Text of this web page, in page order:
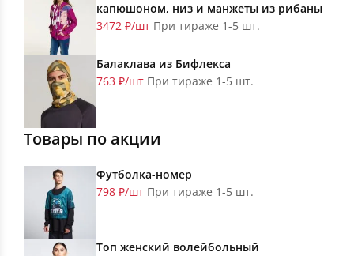
капюшоном, низ и манжеты из рибаны
3472 ₽/шт При тираже 1-5 шт.
Балаклава из Бифлекса
763 ₽/шт При тираже 1-5 шт.
Товары по акции
Футболка-номер
798 ₽/шт При тираже 1-5 шт.
Топ женский волейбольный